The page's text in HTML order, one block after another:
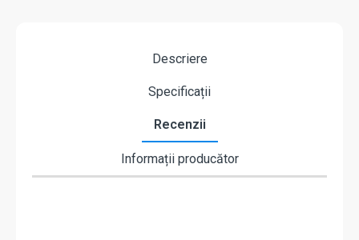
Descriere
Specificații
Recenzii
Informații producător